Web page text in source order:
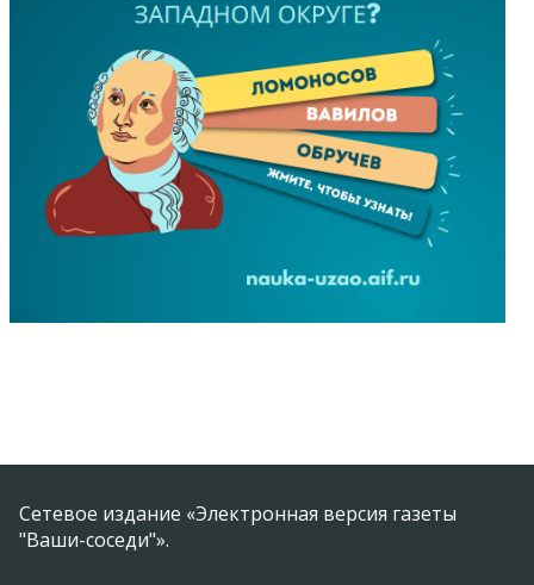
Сетевое издание «Электронная версия газеты
"Ваши-соседи"».